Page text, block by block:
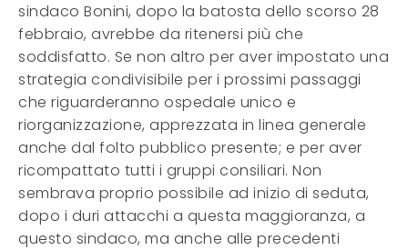
sindaco Bonini, dopo la batosta dello scorso 28
febbraio, avrebbe da ritenersi più che
soddisfatto. Se non altro per aver impostato una
strategia condivisibile per i prossimi passaggi
che riguarderanno ospedale unico e
riorganizzazione, apprezzata in linea generale
anche dal folto pubblico presente; e per aver
ricompattato tutti i gruppi consiliari. Non
sembrava proprio possibile ad inizio di seduta,
dopo i duri attacchi a questa maggioranza, a
questo sindaco, ma anche alle precedenti